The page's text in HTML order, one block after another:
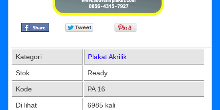
Kategori Plakat Akrilik
Stok Ready
Kode PA 16
Di lihat 6985 kali